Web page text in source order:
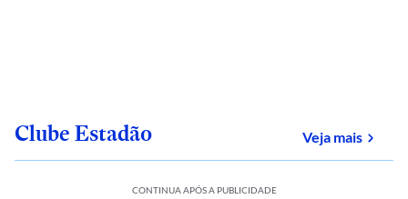
Clube Estadão Veja maissobre
CONTINUA APÓS A PUBLICIDADE